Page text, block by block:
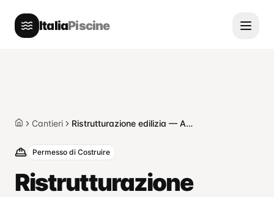
ItaliaPiscine
HomeCantieri Ristrutturazione edilizia — Alessandria
Permesso di Costruire
Ristrutturazione